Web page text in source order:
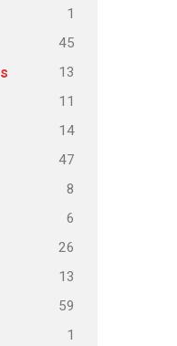
1
45
13
11
14
47
8
6
26
13
59
1